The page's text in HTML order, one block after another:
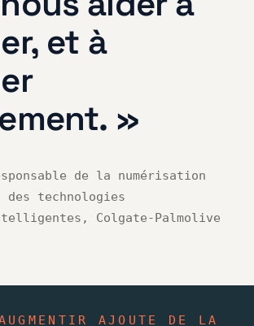
et à
»
de la numérisation
des technologies
Colgate-Palmolive
AJOUTE DE LA